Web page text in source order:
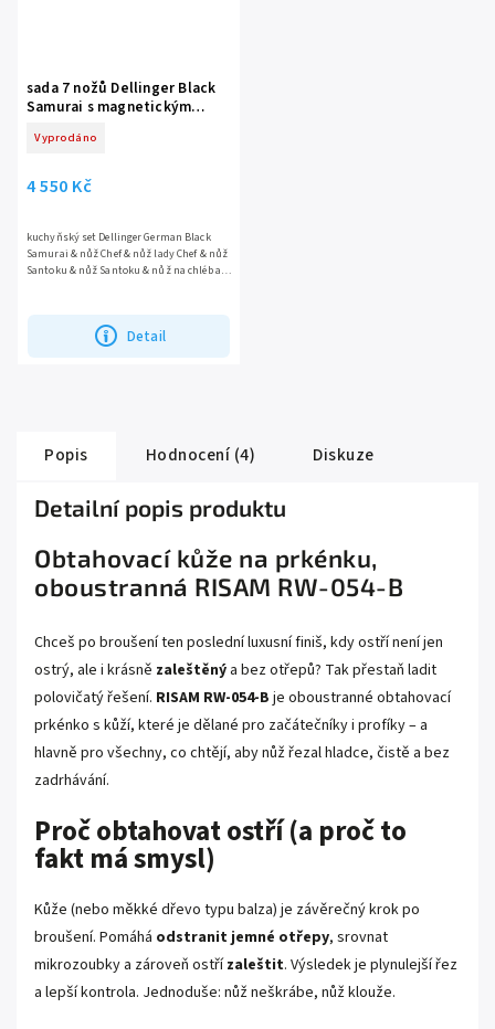
sada 7 nožů Dellinger Black
Samurai s magnetickým
Vyprodáno
4 550 Kč
Detail
kuchyňský set Dellinger German Black
Samurai & nůž Chef & nůž lady Chef & nůž
Santoku & nůž Santoku & nůž na chléb a
Popis Hodnocení (4) Diskuze
Detailní popis produktu
Obtahovací kůže na prkénku,
oboustranná RISAM RW-054-B
Chceš po broušení ten poslední luxusní finiš, kdy ostří není jen
ostrý, ale i krásně zaleštěný a bez otřepů? Tak přestaň ladit
polovičatý řešení. RISAM RW-054-B je oboustranné obtahovací
prkénko s kůží, které je dělané pro začátečníky i profíky – a
hlavně pro všechny, co chtějí, aby nůž řezal hladce, čistě a bez
zadrhávání.
Proč obtahovat ostří (a proč to
fakt má smysl)
Kůže (nebo měkké dřevo typu balza) je závěrečný krok po
broušení. Pomáhá odstranit jemné otřepy, srovnat
mikrozoubky a zároveň ostřízaleštit. Výsledek je plynulejší řez
a lepší kontrola. Jednoduše: nůž neškrábe, nůž klouže.